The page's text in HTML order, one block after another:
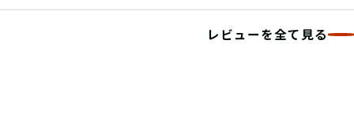
レビューを全て見る